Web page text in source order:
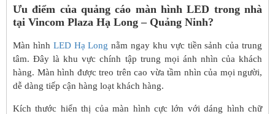
Ưu điểm của quảng cáo màn hình LED trong nhà
tại Vincom Plaza Hạ Long – Quảng Ninh?
Màn hình LED Hạ Long nằm ngay khu vực tiền sảnh của trung
tâm. Đây là khu vực chính tập trung mọi ánh nhìn của khách
hàng. Màn hình được treo trên cao vừa tầm nhìn của mọi người,
dễ dàng tiếp cận hàng loạt khách hàng.
Kích thước hiển thị của màn hình cực lớn với dáng hình chữ